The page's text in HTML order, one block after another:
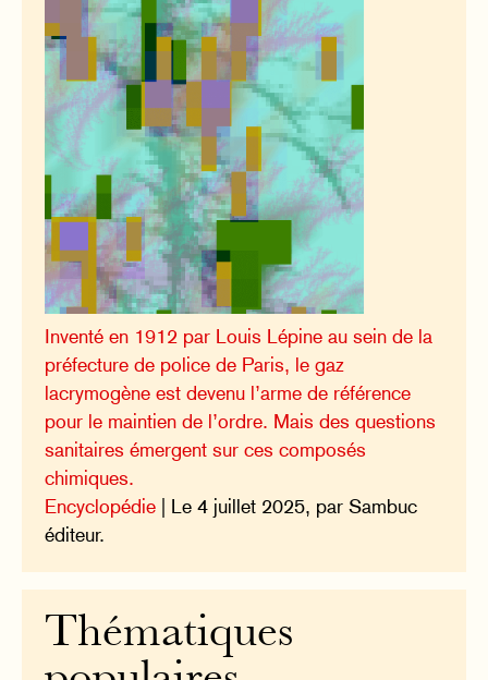
Inventé en 1912 par Louis Lépine au sein de la
préfecture de police de Paris, le gaz
lacrymogène est devenu l’arme de référence
pour le maintien de l’ordre. Mais des questions
sanitaires émergent sur ces composés
chimiques.
Encyclopédie | Le 4 juillet 2025, par Sambuc
éditeur.
Thématiques